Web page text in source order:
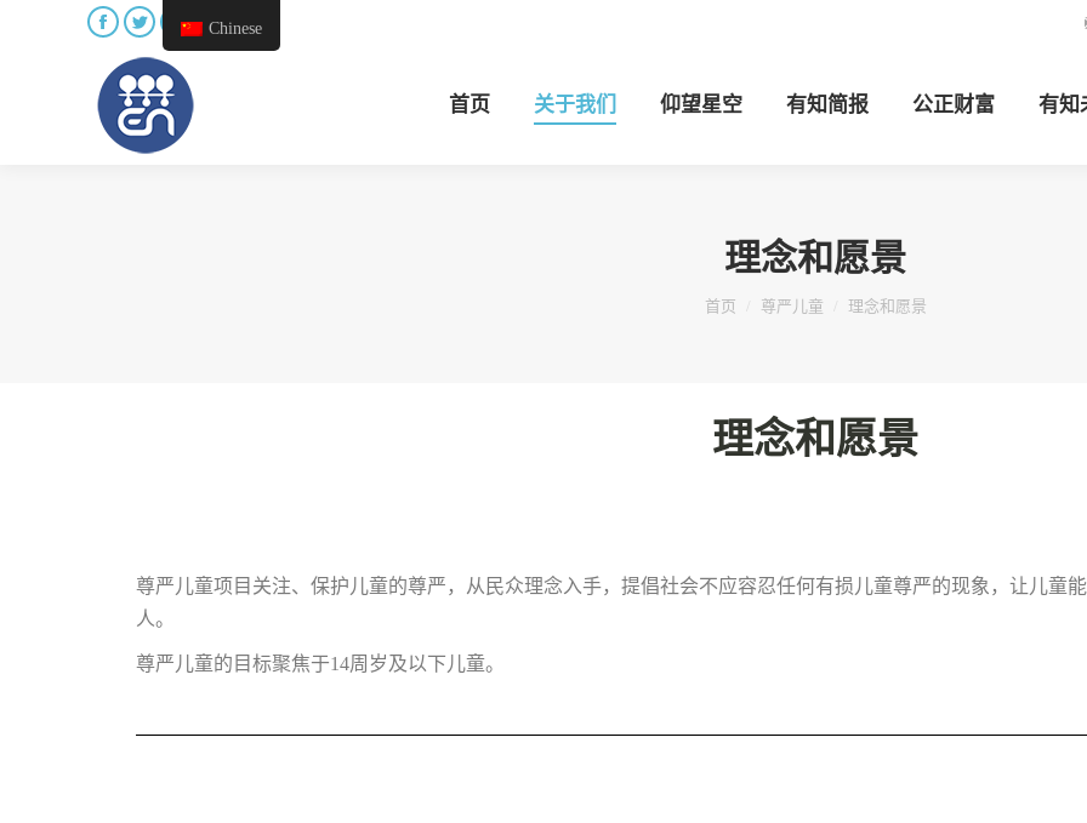
首页 关于我们 仰望星空 有知简报 公正财富 有知
理念和愿景
您在这里：
首页 尊严儿童 理念和愿景
理念和愿景
尊严儿童项目关注、保护儿童的尊严，从民众理念入手，提倡社会不应容忍任何有损儿童尊严的现象，让儿童
人。
尊严儿童的目标聚焦于14周岁及以下儿童。
Chinese